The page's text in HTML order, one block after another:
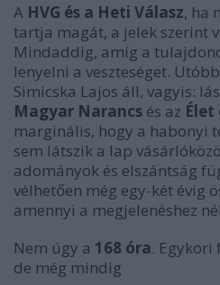
A HVG és a Heti Válasz, ha
tartja magát, a jelek szerint
Mindaddig, amíg a
lenyelni a veszteséget.
Simicska Lajos áll, vagyis:
Magyar Narancs és az Élet
marginális, hogy a habonyi
sem látszik a lap
adományok és elszántság
vélhetően még egy-két évig
amennyi a megjelenéshez
Nem úgy a 168 óra. Egykori
de még mindig